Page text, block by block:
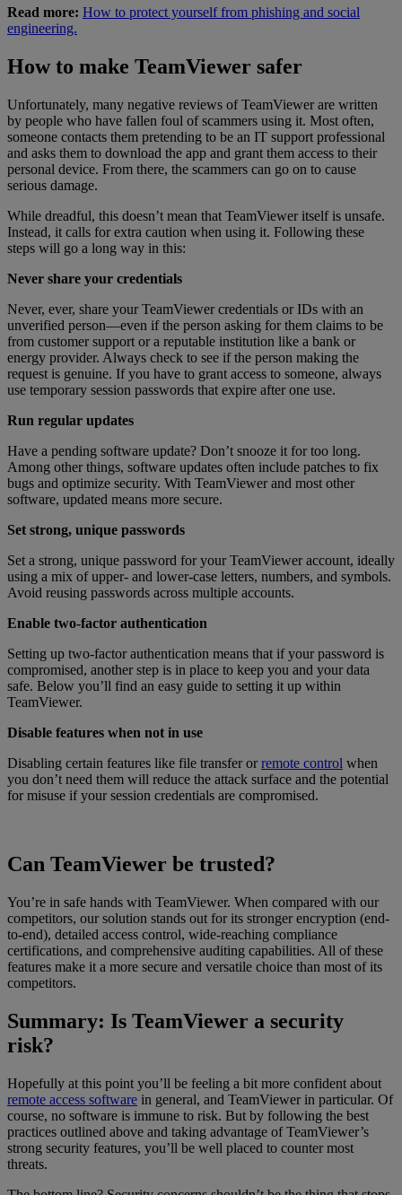
Read more: How to protect yourself from phishing and social
engineering.
How to make TeamViewer safer
Unfortunately, many negative reviews of TeamViewer are written
by people who have fallen foul of scammers using it. Most often,
someone contacts them pretending to be an IT support professional
and asks them to download the app and grant them access to their
personal device. From there, the scammers can go on to cause
serious damage.
While dreadful, this doesn’t mean that TeamViewer itself is unsafe.
Instead, it calls for extra caution when using it. Following these
steps will go a long way in this:
Never share your credentials
Never, ever, share your TeamViewer credentials or IDs with an
unverified person—even if the person asking for them claims to be
from customer support or a reputable institution like a bank or
energy provider. Always check to see if the person making the
request is genuine. If you have to grant access to someone, always
use temporary session passwords that expire after one use.
Run regular updates
Have a pending software update? Don’t snooze it for too long.
Among other things, software updates often include patches to fix
bugs and optimize security. With TeamViewer and most other
software, updated means more secure.
Set strong, unique passwords
Set a strong, unique password for your TeamViewer account, ideally
using a mix of upper- and lower-case letters, numbers, and symbols.
Avoid reusing passwords across multiple accounts.
Enable two-factor authentication
Setting up two-factor authentication means that if your password is
compromised, another step is in place to keep you and your data
safe. Below you’ll find an easy guide to setting it up within
TeamViewer.
Disable features when not in use
Disabling certain features like file transfer orremote control when
you don’t need them will reduce the attack surface and the potential
for misuse if your session credentials are compromised.
Can TeamViewer be trusted?
You’re in safe hands with TeamViewer. When compared with our
competitors, our solution stands out for its stronger encryption (end-
to-end), detailed access control, wide-reaching compliance
certifications, and comprehensive auditing capabilities. All of these
features make it a more secure and versatile choice than most of its
competitors.
Summary: Is TeamViewer a security
risk?
Hopefully at this point you’ll be feeling a bit more confident about
remote access software in general, and TeamViewer in particular. Of
course, no software is immune to risk. But by following the best
practices outlined above and taking advantage of TeamViewer’s
strong security features, you’ll be well placed to counter most
threats.